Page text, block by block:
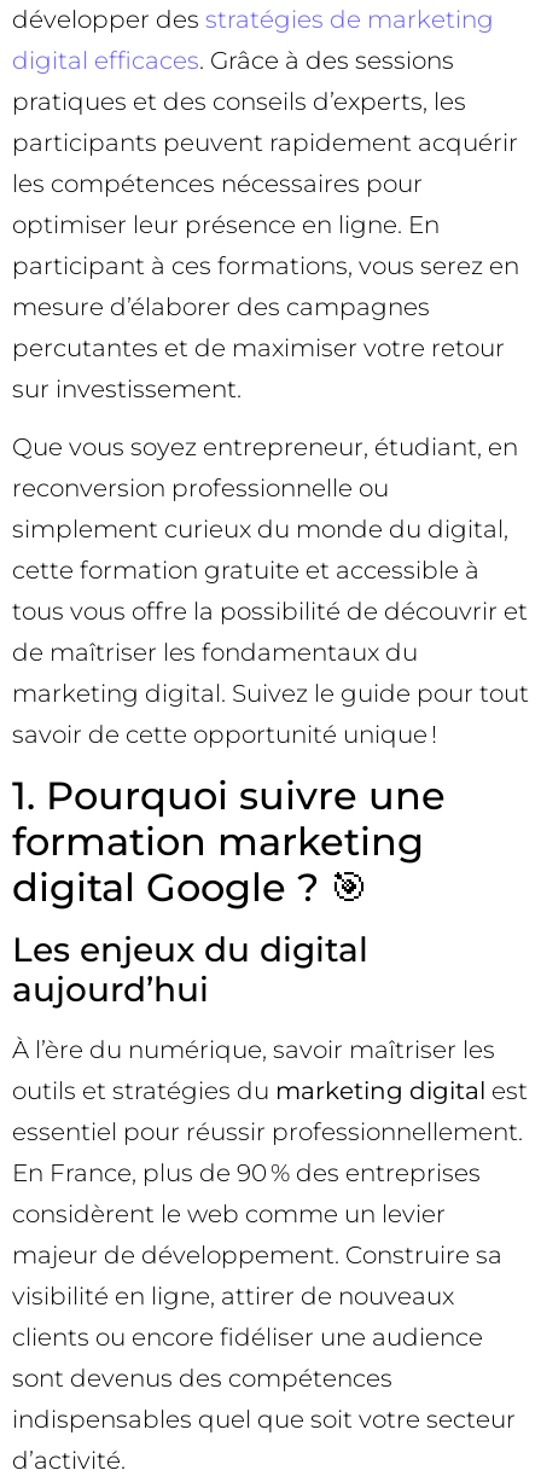
développer des stratégies de marketing
digital efficaces. Grâce à des sessions
pratiques et des conseils d’experts, les
participants peuvent rapidement acquérir
les compétences nécessaires pour
optimiser leur présence en ligne. En
participant à ces formations, vous serez en
mesure d’élaborer des campagnes
percutantes et de maximiser votre retour
sur investissement.
Que vous soyez entrepreneur, étudiant, en
reconversion professionnelle ou
simplement curieux du monde du digital,
cette formation gratuite et accessible à
tous vous offre la possibilité de découvrir et
de maîtriser les fondamentaux du
marketing digital. Suivez le guide pour tout
savoir de cette opportunité unique !
1. Pourquoi suivre une
formation marketing
digital Google ? 🎯
Les enjeux du digital
aujourd’hui
À l’ère du numérique, savoir maîtriser les
outils et stratégies du marketing digital est
essentiel pour réussir professionnellement.
En France, plus de 90 % des entreprises
considèrent le web comme un levier
majeur de développement. Construire sa
visibilité en ligne, attirer de nouveaux
clients ou encore fidéliser une audience
sont devenus des compétences
indispensables quel que soit votre secteur
d’activité.